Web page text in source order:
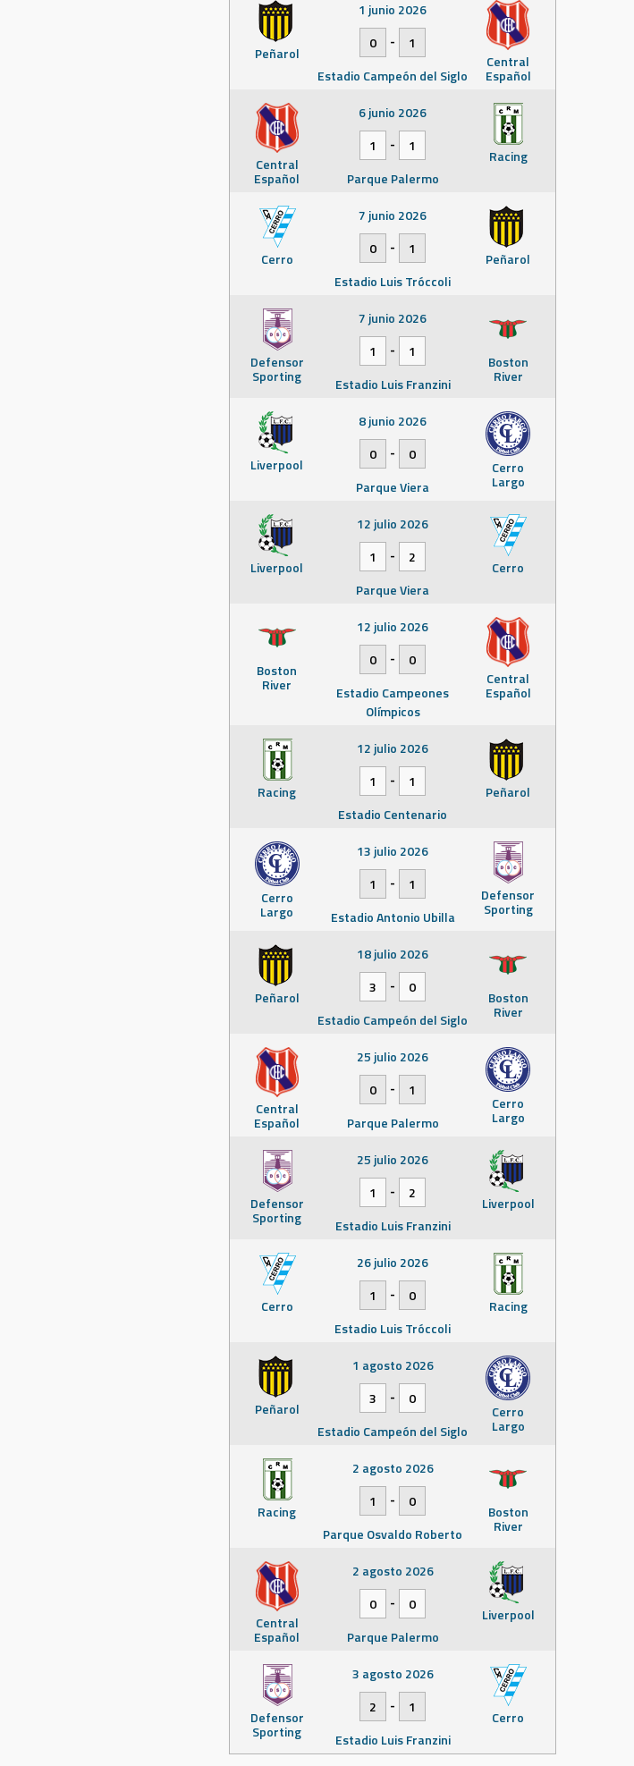
Peñarol Central
Español
1 junio 2026
0
-
1
Estadio Campeón del Siglo
Central
Español
Racing
6 junio 2026
1
-
1
Parque Palermo
Cerro Peñarol
7 junio 2026
0
-
1
Estadio Luis Tróccoli
Defensor
Sporting
Boston
River
7 junio 2026
1
-
1
Estadio Luis Franzini
Liverpool Cerro
Largo
8 junio 2026
0
-
0
Parque Viera
Liverpool Cerro
12 julio 2026
1
-
2
Parque Viera
Boston
River Central
Español
12 julio 2026
0
-
0
Estadio Campeones
Olímpicos
Racing Peñarol
12 julio 2026
1
-
1
Estadio Centenario
Cerro
Largo
Defensor
Sporting
13 julio 2026
1
-
1
Estadio Antonio Ubilla
Peñarol Boston
River
18 julio 2026
3
-
0
Estadio Campeón del Siglo
Central
Español
Cerro
Largo
25 julio 2026
0
-
1
Parque Palermo
Defensor
Sporting
Liverpool
25 julio 2026
1
-
2
Estadio Luis Franzini
Cerro Racing
26 julio 2026
1
-
0
Estadio Luis Tróccoli
Peñarol Cerro
Largo
1 agosto 2026
3
-
0
Estadio Campeón del Siglo
Racing Boston
River
2 agosto 2026
1
-
0
Parque Osvaldo Roberto
Central
Español
Liverpool
2 agosto 2026
0
-
0
Parque Palermo
Defensor
Sporting
Cerro
3 agosto 2026
2
-
1
Estadio Luis Franzini